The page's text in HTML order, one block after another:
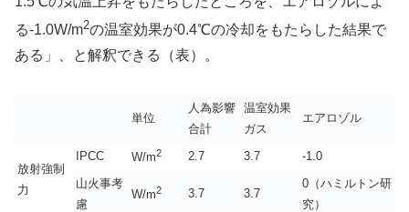
る-1.0W/m2の温室効果が0.4℃の冷却をもたらした結果で
ある」、と解釈できる（表）。
単位
人為影響
合計
温室効果
ガス
エアロゾル
放射強制
力
IPCC W/m2 2.7 3.7
-1.0
山火事考
慮
W/m2 3.7 3.7
0（ハミルトン研
究）